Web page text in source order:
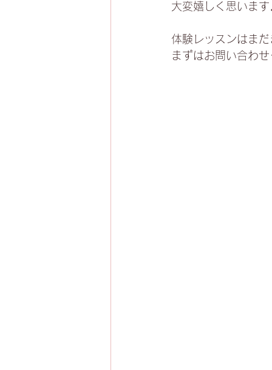
大変嬉しく思います
体験レッスンはま
まずはお問い合わ